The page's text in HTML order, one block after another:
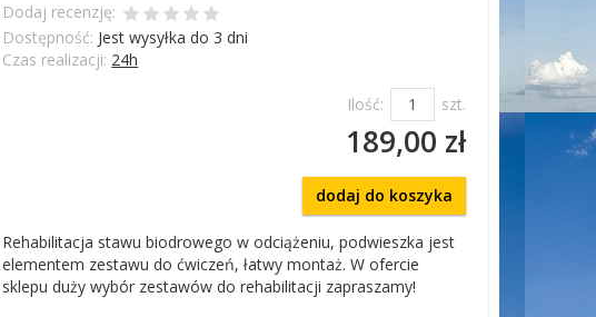
Dodaj recenzję:
Dostępność: Jest wysyłka do 3 dni
Czas realizacji: 24h
Ilość: szt.
189,00 zł
dodaj do koszyka
Rehabilitacja stawu biodrowego w odciążeniu, podwieszka jest
elementem zestawu do ćwiczeń, łatwy montaż. W ofercie
sklepu duży wybór zestawów do rehabilitacji zapraszamy!